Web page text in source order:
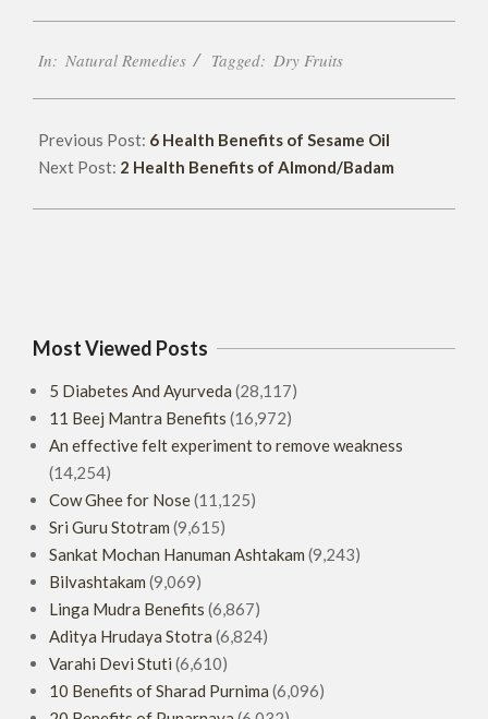
05-
In: Natural Remedies Tagged: Dry Fruits
Previous Post: 6 Health Benefits of Sesame Oil
Next Post: 2 Health Benefits of Almond/Badam
Most Viewed Posts
5 Diabetes And Ayurveda (28,117)
11 Beej Mantra Benefits (16,972)
An effective felt experiment to remove weakness
(14,254)
Cow Ghee for Nose(11,125)
Sri Guru Stotram (9,615)
Sankat Mochan Hanuman Ashtakam (9,243)
Bilvashtakam (9,069)
Linga Mudra Benefits (6,867)
Aditya Hrudaya Stotra (6,824)
Varahi Devi Stuti (6,610)
10 Benefits of Sharad Purnima (6,096)